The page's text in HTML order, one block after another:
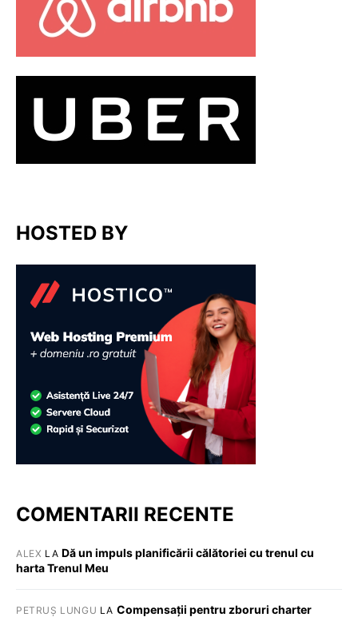
HOSTED BY
COMENTARII RECENTE
ALEX LA Dă un impuls planificării călătoriei cu trenul cu
harta Trenul Meu
PETRUȘ LUNGU LA Compensații pentru zboruri charter